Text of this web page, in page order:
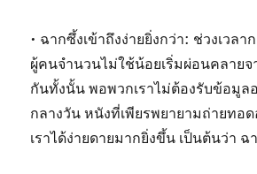
• ฉากซึ้งเข้าถึงง่ายยิ่งกว่า: ช่วงเวลา
ผู้คนจำนวนไม่ใช้น้อยเริ่มผ่อนคลายจ
กันทั้งนั้น พอพวกเราไม่ต้องรับข้อมูล
กลางวัน หนังที่เพียรพยายามถ่ายทอ
เราได้ง่ายดายมากยิ่งขึ้น เป็นต้นว่า ฉ